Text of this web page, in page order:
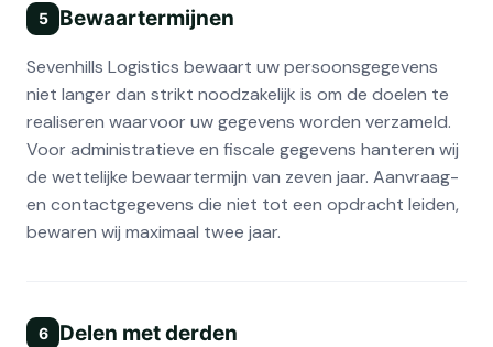
5 Bewaartermijnen
Sevenhills Logistics bewaart uw persoonsgegevens
niet langer dan strikt noodzakelijk is om de doelen te
realiseren waarvoor uw gegevens worden verzameld.
Voor administratieve en fiscale gegevens hanteren wij
de wettelijke bewaartermijn van zeven jaar. Aanvraag-
en contactgegevens die niet tot een opdracht leiden,
bewaren wij maximaal twee jaar.
6 Delen met derden